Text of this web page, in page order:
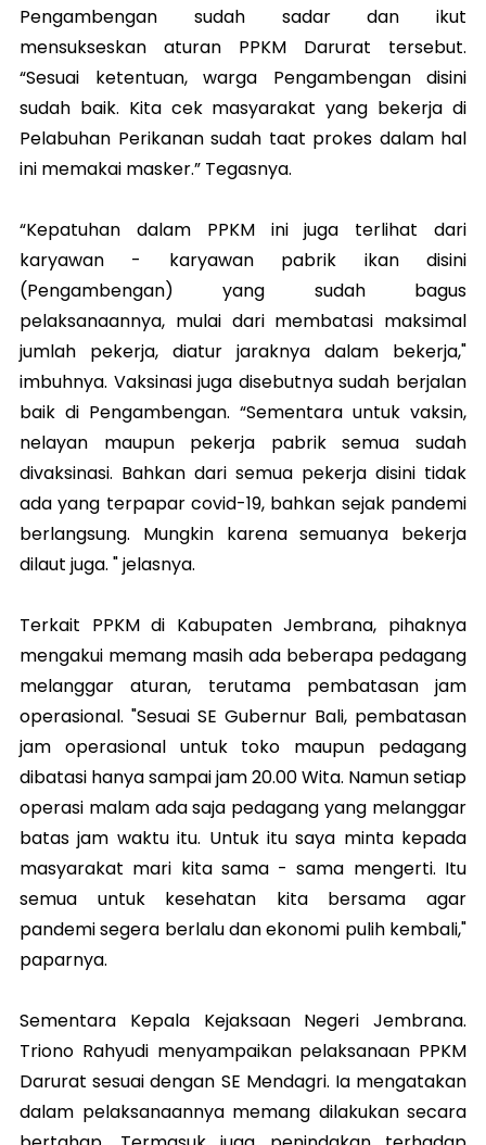
Pengambengan sudah sadar dan ikut
mensukseskan aturan PPKM Darurat tersebut.
“Sesuai ketentuan, warga Pengambengan disini
sudah baik. Kita cek masyarakat yang bekerja di
Pelabuhan Perikanan sudah taat prokes dalam hal
ini memakai masker.” Tegasnya.
“Kepatuhan dalam PPKM ini juga terlihat dari
karyawan - karyawan pabrik ikan disini
(Pengambengan) yang sudah bagus
pelaksanaannya, mulai dari membatasi maksimal
jumlah pekerja, diatur jaraknya dalam bekerja,"
imbuhnya. Vaksinasi juga disebutnya sudah berjalan
baik di Pengambengan. “Sementara untuk vaksin,
nelayan maupun pekerja pabrik semua sudah
divaksinasi. Bahkan dari semua pekerja disini tidak
ada yang terpapar covid-19, bahkan sejak pandemi
berlangsung. Mungkin karena semuanya bekerja
dilaut juga. " jelasnya.
Terkait PPKM di Kabupaten Jembrana, pihaknya
mengakui memang masih ada beberapa pedagang
melanggar aturan, terutama pembatasan jam
operasional. "Sesuai SE Gubernur Bali, pembatasan
jam operasional untuk toko maupun pedagang
dibatasi hanya sampai jam 20.00 Wita. Namun setiap
operasi malam ada saja pedagang yang melanggar
batas jam waktu itu. Untuk itu saya minta kepada
masyarakat mari kita sama - sama mengerti. Itu
semua untuk kesehatan kita bersama agar
pandemi segera berlalu dan ekonomi pulih kembali,"
paparnya.
Sementara Kepala Kejaksaan Negeri Jembrana.
Triono Rahyudi menyampaikan pelaksanaan PPKM
Darurat sesuai dengan SE Mendagri. Ia mengatakan
dalam pelaksanaannya memang dilakukan secara